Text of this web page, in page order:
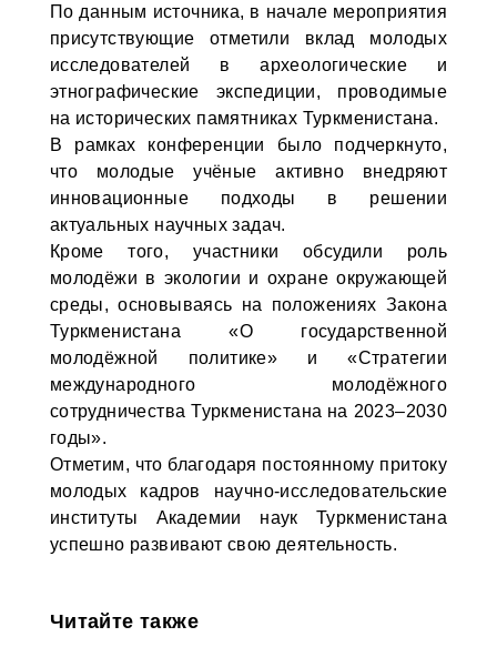
По данным источника, в начале мероприятия
присутствующие отметили вклад молодых
исследователей в археологические и
этнографические экспедиции, проводимые
на исторических памятниках Туркменистана.
В рамках конференции было подчеркнуто,
что молодые учёные активно внедряют
инновационные подходы в решении
актуальных научных задач.
Кроме того, участники обсудили роль
молодёжи в экологии и охране окружающей
среды, основываясь на положениях Закона
Туркменистана «О государственной
молодёжной политике» и «Стратегии
международного молодёжного
сотрудничества Туркменистана на 2023–2030
годы».
Отметим, что благодаря постоянному притоку
молодых кадров научно-исследовательские
институты Академии наук Туркменистана
успешно развивают свою деятельность.
Читайте также